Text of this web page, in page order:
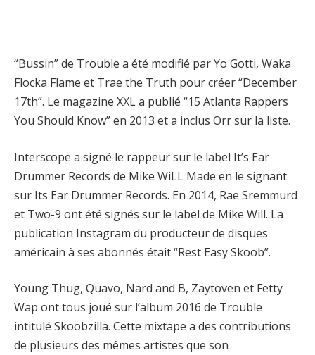
“Bussin” de Trouble a été modifié par Yo Gotti, Waka
Flocka Flame et Trae the Truth pour créer “December
17th”. Le magazine XXL a publié “15 Atlanta Rappers
You Should Know” en 2013 et a inclus Orr sur la liste.
Interscope a signé le rappeur sur le label It’s Ear
Drummer Records de Mike WiLL Made en le signant
sur Its Ear Drummer Records. En 2014, Rae Sremmurd
et Two-9 ont été signés sur le label de Mike Will. La
publication Instagram du producteur de disques
américain à ses abonnés était “Rest Easy Skoob”.
Young Thug, Quavo, Nard and B, Zaytoven et Fetty
Wap ont tous joué sur l’album 2016 de Trouble
intitulé Skoobzilla. Cette mixtape a des contributions
de plusieurs des mêmes artistes que son